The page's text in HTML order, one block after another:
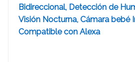
Bidireccional, Detección de
Visión Nocturna, Cámara bebé
Compatible con Alexa